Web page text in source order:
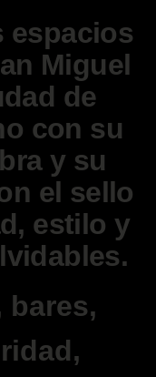
espacios
Miguel
de
con su
y su
el sello
estilo y
bares,